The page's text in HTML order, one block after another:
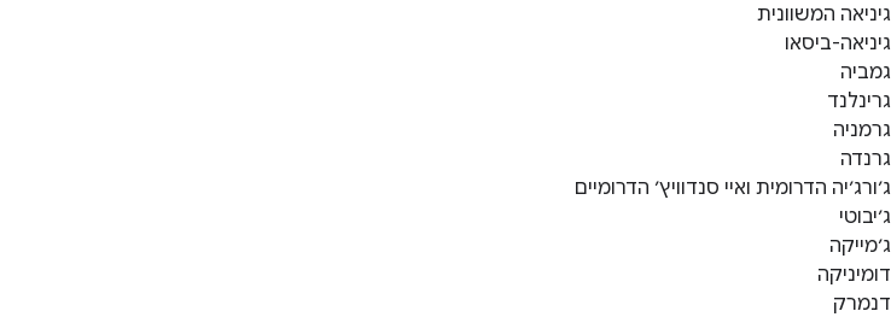
גיניאה המשוונית
גיניאה-ביסאו
גמביה
גרינלנד
גרמניה
גרנדה
ג׳ורג׳יה הדרומית ואיי סנדוויץ׳ הדרומיים
ג׳יבוטי
ג׳מייקה
דומיניקה
דנמרק